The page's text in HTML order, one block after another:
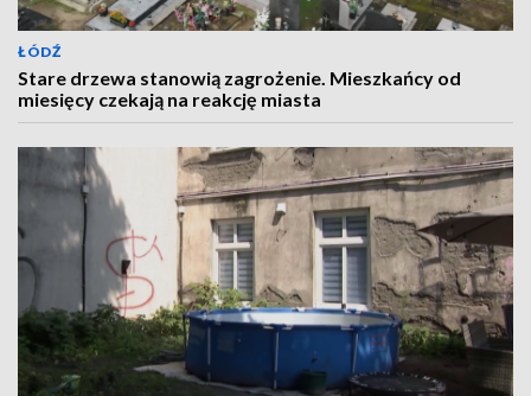
ŁÓDŹ
Stare drzewa stanowią zagrożenie. Mieszkańcy od
miesięcy czekają na reakcję miasta